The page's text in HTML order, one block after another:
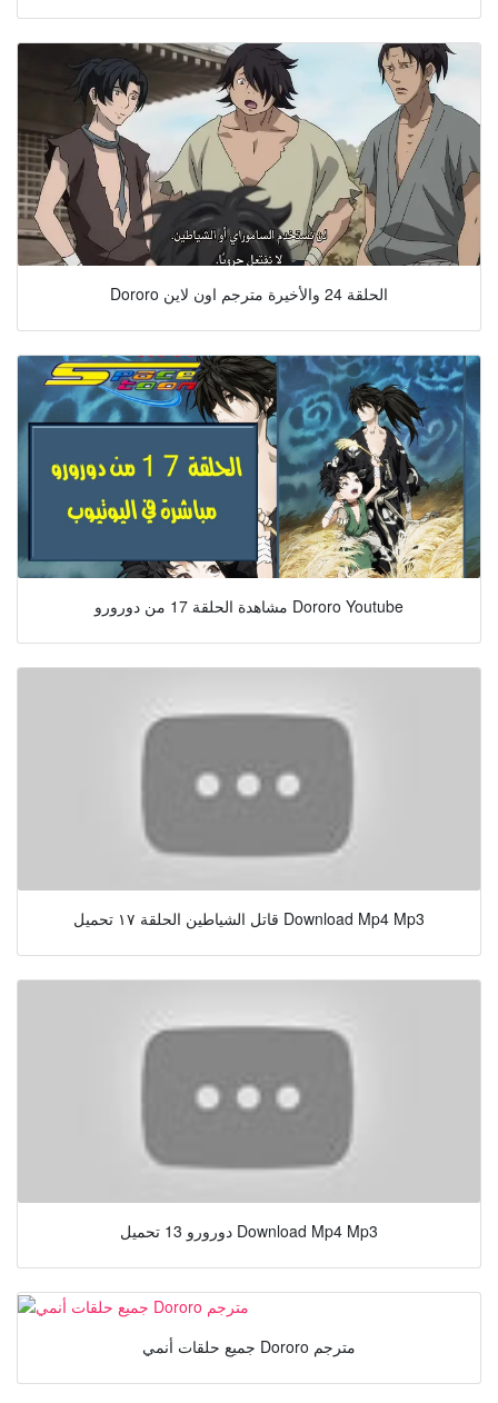
Dororo الحلقة 24 والأخيرة مترجم اون لاين
مشاهدة الحلقة 17 من دورورو Dororo Youtube
قاتل الشياطين الحلقة ١٧ تحميل Download Mp4 Mp3
دورورو 13 تحميل Download Mp4 Mp3
جميع حلقات أنمي Dororo مترجم